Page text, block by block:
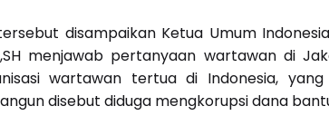
disampaikan Ketua Umum
menjawab pertanyaan wartawan di
wartawan tertua di Indonesia,
disebut diduga mengkorupsi dana